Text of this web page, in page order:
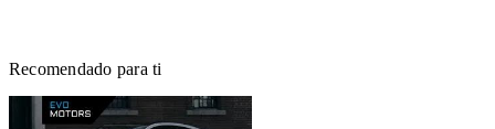
Recomendado para ti